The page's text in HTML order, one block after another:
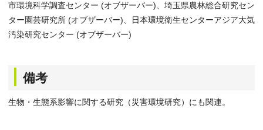
市環境科学調査センター (オブザーバー)、埼玉県農林総合研究セン
ター園芸研究所 (オブザーバー)、日本環境衛生センターアジア大気
汚染研究センター (オブザーバー)
備考
生物・生態系影響に関する研究（災害環境研究）にも関連。